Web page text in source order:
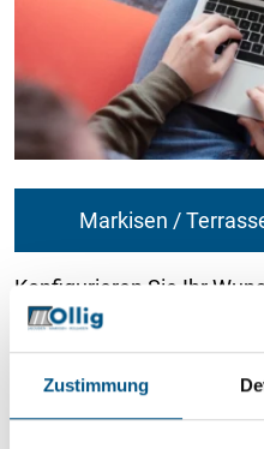
Zustimmung
Markisen /
Konfigurieren Sie Ihr
Living Bereich
und
Angebot.